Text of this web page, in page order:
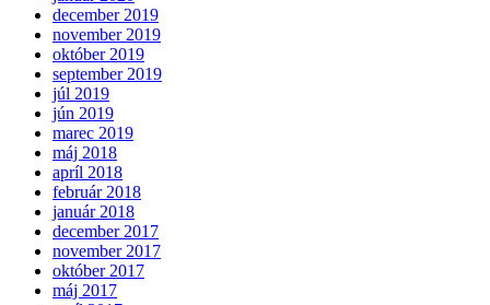
december 2019
november 2019
október 2019
september 2019
júl 2019
jún 2019
marec 2019
máj 2018
apríl 2018
február 2018
január 2018
december 2017
november 2017
október 2017
máj 2017